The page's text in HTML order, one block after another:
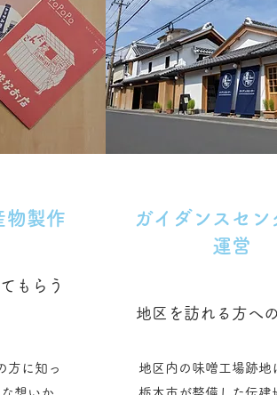
物製作
もらう
方に知っ
ガイダンスセン
運営
地区を訪れる方へ
地区内の味噌工場跡地